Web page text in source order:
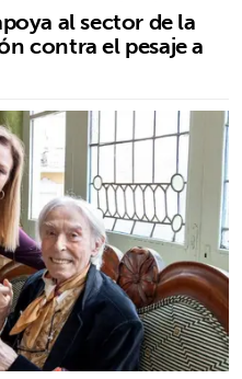
al sector de la
contra el pesaje a